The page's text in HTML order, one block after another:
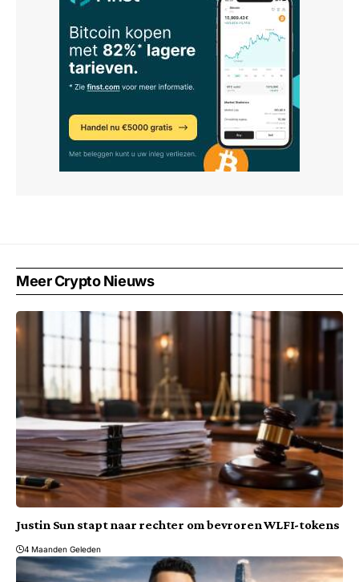
Meer Crypto Nieuws
Justin Sun stapt naar rechter om bevroren WLFI-tokens
4 Maanden Geleden